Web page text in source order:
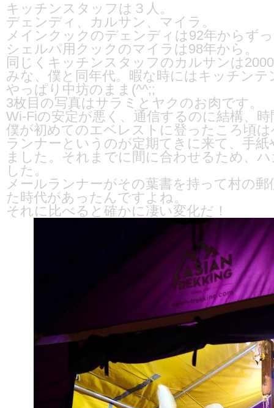
キッチンスタッフは３人。
デェンディ、カルサン、マイラ。
メインクックのデェンディは92年からず
シェルパ用クックのマイラは98年から。
同じくキッチンスタッフのカルサンは
みな、僕と同年代。暇な時にはキッチン
やっぱり中坊のまま(^^;;
3枚目の写真はサラミとヤクのお肉です。
Wi-Fiの安定が悪く、通信するのに結構、
僕が初めてのエベレストに登ったころ頃
ランナーというのが定期てきに来て、手
ました。それまでに間に合わせるため、
した。
メールランナーがその葉書を持って村の
た時代があったんですよね。
それに比べると確かに凄い変化だ！